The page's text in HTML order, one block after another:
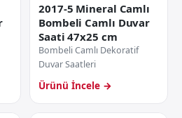
2017-5 Mineral Camlı
Bombeli Camlı Duvar
Saati 47x25 cm
Bombeli Camlı Dekoratif
Duvar Saatleri
Ürünü İncele →